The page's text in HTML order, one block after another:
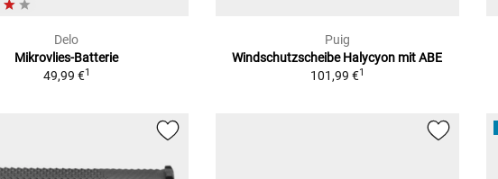
Delo
Mikrovlies-Batterie
49,99 €1
Puig
Windschutzscheibe Halycyon mit ABE
101,99 €1